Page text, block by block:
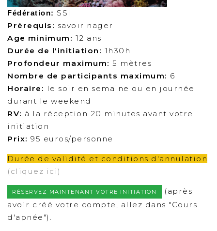
Fédération: SSI
Prérequis: savoir nager
Age minimum: 12 ans
Durée de l'initiation: 1h30h
Profondeur maximum: 5 mètres
Nombre de participants maximum: 6
Horaire: le soir en semaine ou en journée
durant le weekend
RV: à la réception 20 minutes avant votre
initiation
Prix: 95 euros/personne
Durée de validité et conditions d'annulation
(cliquez ici)
RÉSERVEZ MAINTENANT VOTRE INITIATION
(après
avoir créé votre compte, allez dans "Cours
d'apnée").